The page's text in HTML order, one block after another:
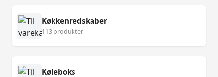
Køkkenredskaber
113 produkter
Køleboks